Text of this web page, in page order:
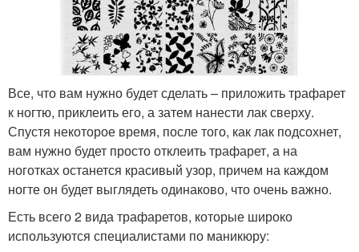
Все, что вам нужно будет сделать – приложить трафарет
к ногтю, приклеить его, а затем нанести лак сверху.
Спустя некоторое время, после того, как лак подсохнет,
вам нужно будет просто отклеить трафарет, а на
ноготках останется красивый узор, причем на каждом
ногте он будет выглядеть одинаково, что очень важно.
Есть всего 2 вида трафаретов, которые широко
используются специалистами по маникюру: